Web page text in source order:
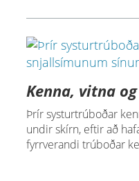
Kenna, vitna
Þrír systurtrúboðar
undir skírn, eftir að
fyrrverandi trúboðar